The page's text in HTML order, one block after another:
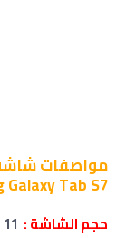
مواصفات
Tab S7 :
حجمالشاشة: